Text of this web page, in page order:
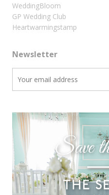
WeddingBloom
GP Wedding Club
Heartwarmingstamp
Newsletter